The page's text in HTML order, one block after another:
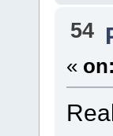
54
« on: